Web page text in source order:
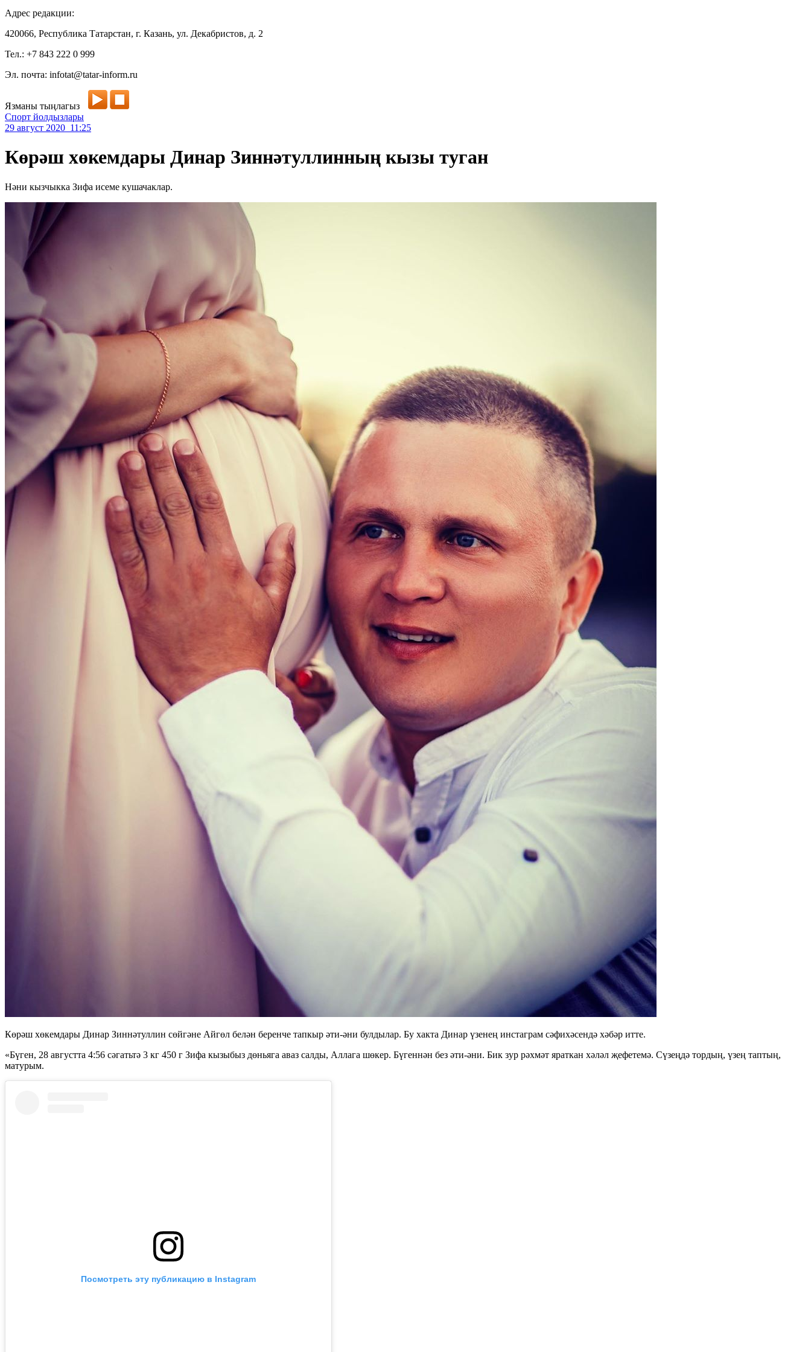
Адрес редакции:
420066, Республика Татарстан, г. Казань, ул. Декабристов, д. 2
Тел.: +7 843 222 0 999
Эл. почта: infotat@tatar-inform.ru
Язманы тыңлагыз
Спорт йолдызлары
29 август 2020 11:25
Көрәш хөкемдары Динар Зиннәтуллинның кызы туган
Нәни кызчыкка Зифа исеме кушачаклар.
Көрәш хөкемдары Динар Зиннәтуллин сөйгәне Айгөл белән беренче тапкыр әти-әни булдылар. Бу хакта Динар үзенең инстаграм сәфихәсендә хәбәр итте.
«Бүген, 28 августта 4:56 сәгатьтә 3 кг 450 г Зифа кызыбыз дөньяга аваз салды, Аллага шөкер. Бүгеннән без әти-әни. Бик зур рәхмәт яраткан хәләл җефетемә. Сүзеңдә тордың, үзең таптың,
матурым.
Посмотреть эту публикацию в Instagram